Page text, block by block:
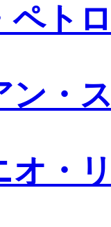
ペト
ン・
オ・